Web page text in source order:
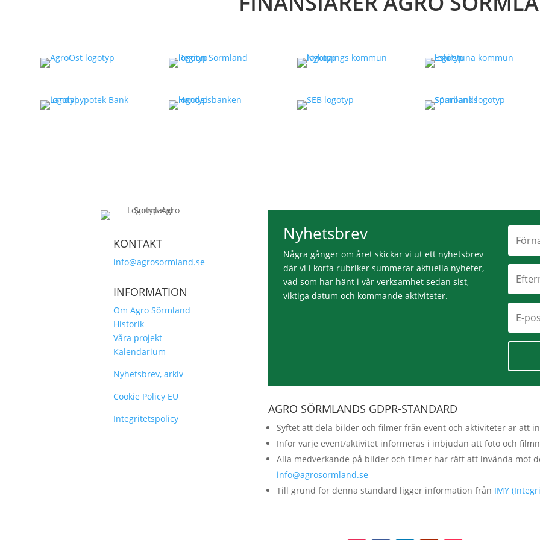
KONTAKT
info@agrosormland.se
INFORMATION
Om Agro Sörmland
Historik
Våra projekt
Kalendarium
Nyhetsbrev, arkiv
Cookie Policy EU
Integritetspolicy
Nyhetsbrev
Några gånger om året skickar vi ut ett nyhetsbrev
där vi i korta rubriker summerar aktuella nyheter,
vad som har hänt i vår verksamhet sedan sist,
viktiga datum och kommande aktiviteter.
AGRO SÖRMLANDS GDPR-STANDARD
Syftet att dela bilder och filmer från event och aktiviteter är att
Inför varje event/aktivitet informeras i inbjudan att foto och
Alla medverkande på bilder och filmer har rätt att invända mot
info@agrosormland.se
Till grund för denna standard ligger information från IMY